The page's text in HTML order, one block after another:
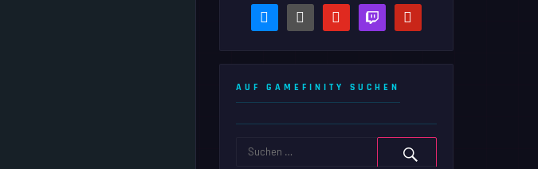
bluesky steam-
square
youtubetwitch pinterest
AUF GAMEFINITY SUCHEN